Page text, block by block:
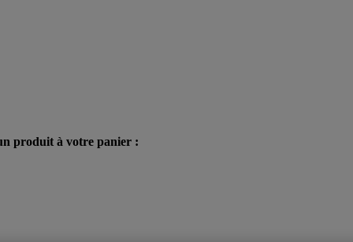
produit à votre panier :